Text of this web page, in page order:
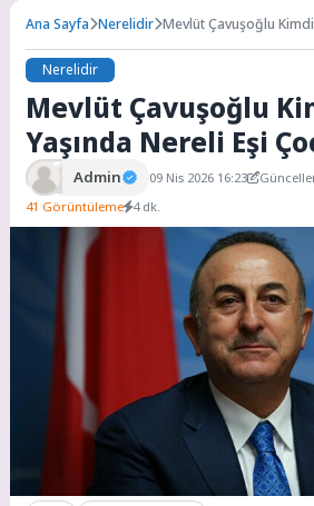
Ana Sayfa Nerelidir Mevlüt Çavuşoğlu
Nerelidir
Mevlüt Çavuşoğlu
Yaşında Nereli Eşi
Admin 09 Nis 2026 16:23
41 Görüntüleme 4 dk.